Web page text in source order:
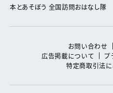
本とあそぼう 全国訪問おはなし隊
お問い合わせ
広告掲載について
プ
特定商取引法